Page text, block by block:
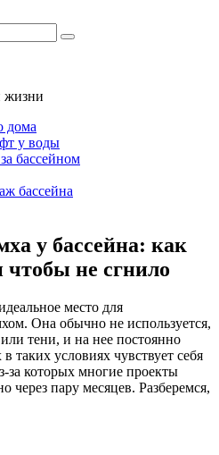
жизни
дома
у воды
бассейном
бассейна
у бассейна: как
чтобы не сгнило
место для
Она обычно не используется,
тени, и на нее постоянно
таких условиях чувствует себя
за которых многие проекты
через пару месяцев. Разберемся,